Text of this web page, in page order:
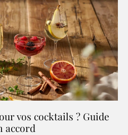
vos cocktails ? Guide
accord